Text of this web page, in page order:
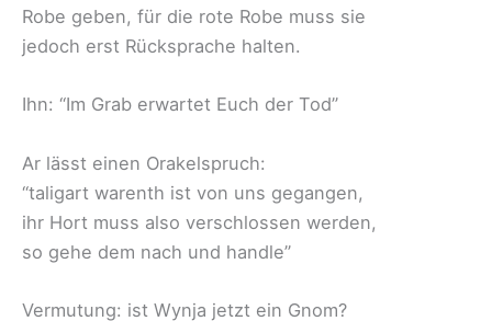
Robe geben, für die rote Robe muss sie
jedoch erst Rücksprache halten.
Ihn: “Im Grab erwartet Euch der Tod”
Ar lässt einen Orakelspruch:
“taligart warenth ist von uns gegangen,
ihr Hort muss also verschlossen werden,
so gehe dem nach und handle”
Vermutung: ist Wynja jetzt ein Gnom?